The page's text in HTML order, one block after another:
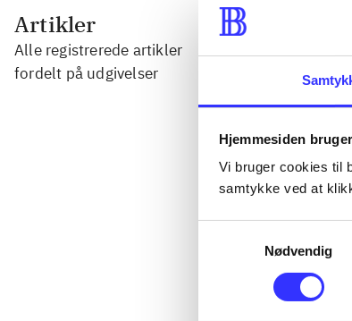
Hjemmesiden
Vi bruger cookies til
samtykke ved at
Nødvendig
Artikler
Alle registrerede artikler
fordelt på udgivelser
...
...